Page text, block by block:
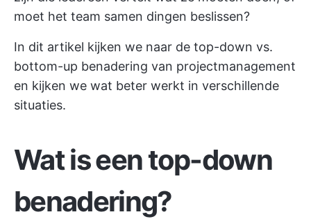
moet het team samen dingen beslissen?
In dit artikel kijken we naar de top-down vs.
bottom-up benadering van projectmanagement
en kijken we wat beter werkt in verschillende
situaties.
Wat is een top-down
benadering?